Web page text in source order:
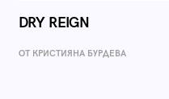
DRY REIGN
ОТ КРИСТИЯНА БУРДЕВА